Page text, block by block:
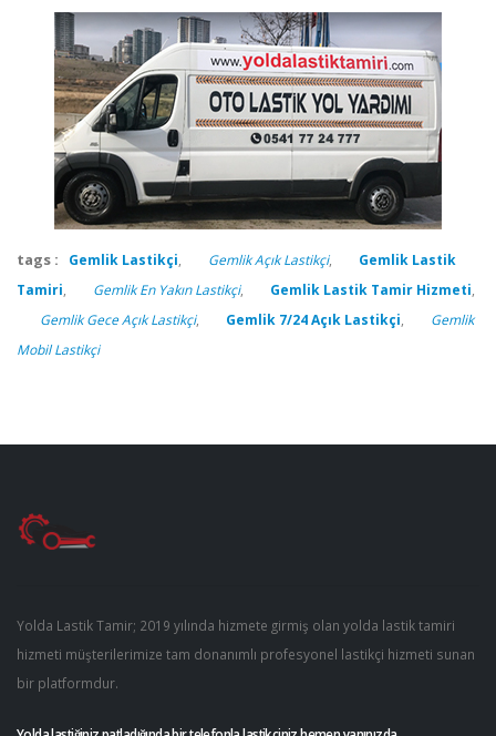
tags : Gemlik Lastikçi, Gemlik Açık Lastikçi, Gemlik Lastik
Tamiri, Gemlik En Yakın Lastikçi, Gemlik Lastik Tamir Hizmeti,
Gemlik Gece Açık Lastikçi, Gemlik 7/24 Açık Lastikçi, Gemlik
Mobil Lastikçi
Yolda Lastik Tamir; 2019 yılında hizmete girmiş olan yolda lastik tamiri
hizmeti müşterilerimize tam donanımlı profesyonel lastikçi hizmeti sunan
bir platformdur.